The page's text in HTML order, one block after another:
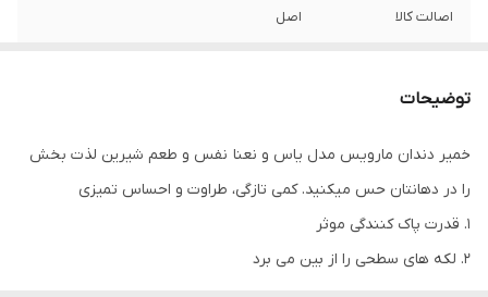
اصالت کالا اصل
توضیحات
خمیر دندان مارویس مدل یاس و نعنا نفس و طعم شیرین لذت بخش
را در دهانتان حس میکنید. کمی تازگی، طراوت و احساس تمیزی
1. قدرت پاک کنندگی موثر
2. لکه های سطحی را از بین می برد